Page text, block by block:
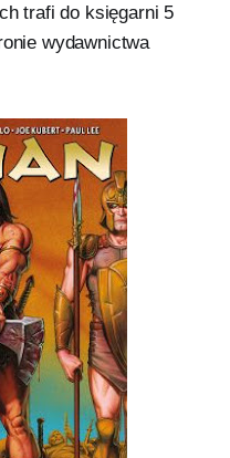
trafi do księgarni 5
wydawnictwa